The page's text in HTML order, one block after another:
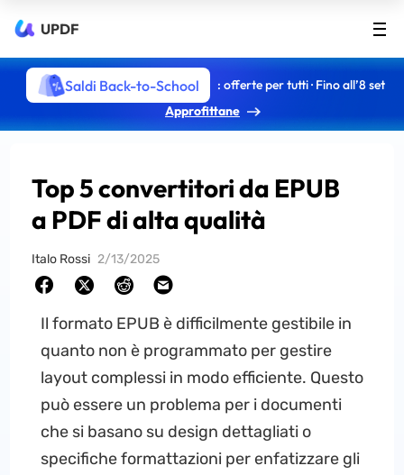
UPDF
Saldi Back-to-School
: offerte per tutti · Fino all’8 set
Approfittane
Top 5 convertitori da EPUB
a PDF di alta qualità
Italo Rossi 2/13/2025
Il formato EPUB è difficilmente gestibile in
quanto non è programmato per gestire
layout complessi in modo efficiente. Questo
può essere un problema per i documenti
che si basano su design dettagliati o
specifiche formattazioni per enfatizzare gli